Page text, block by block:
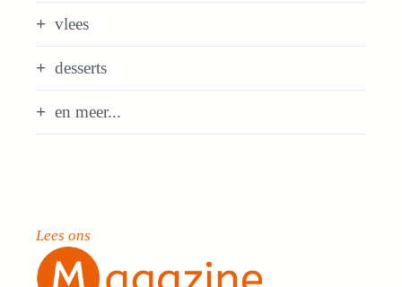
vlees
desserts
en meer...
Lees ons